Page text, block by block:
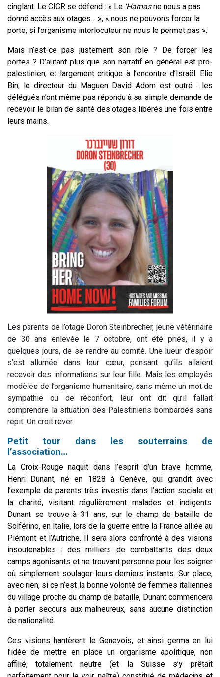
cinglant. Le CICR se défend : « Le 'Hamasne nous a pas
donné accès aux otages… », « nous ne pouvons forcer la
porte, si l’organisme interlocuteur ne nous le permet pas ».
Mais n’est-ce pas justement son rôle ? De forcer les
portes ? D’autant plus que son narratif en général est pro-
palestinien, et largement critique à l’encontre d’Israël. Elie
Bin, le directeur du Maguen David Adom est outré : les
délégués n’ont même pas répondu à sa simple demande de
recevoir le bilan de santé des otages libérés une fois entre
leurs mains.
Les parents de l’otage Doron Steinbrecher, jeune vétérinaire
de 30 ans enlevée le 7 octobre, ont été priés, il y a
quelques jours, de se rendre au comité. Une lueur d’espoir
s’est allumée dans leur cœur, pensant qu’ils allaient
recevoir des informations sur leur fille. Mais les employés
modèles de l’organisme humanitaire, sans même un mot de
sympathie ou de réconfort, leur ont dit qu’il fallait
comprendre la situation des Palestiniens bombardés sans
répit. On croit rêver.
Petit tour dans les souterrains de
l’association…
La Croix-Rouge naquit dans l’esprit d’un brave homme,
Henri Dunant, né en 1828 à Genève, qui grandit avec
l’exemple de parents très investis dans l’action sociale et
la charité, visitant régulièrement malades et indigents.
Dunant se trouve à 31 ans, sur le champ de bataille de
Solférino, en Italie, lors de la guerre entre la France alliée au
Piémont et l’Autriche. Il sera alors confronté à des visions
insoutenables : des milliers de combattants des deux
camps agonisants et ne trouvant personne pour les soigner
où simplement soulager leurs derniers instants. Sur place,
avec rien, si ce n’est la bonne volonté de femmes italiennes
du village proche du champ de bataille, Dunant commencera
à porter secours aux malheureux, sans aucune distinction
de nationalité.
Ces visions hantèrent le Genevois, et ainsi germa en lui
l’idée de mettre en place un organisme apolitique, non
affilié, totalement neutre (et la Suisse s’y prêtait